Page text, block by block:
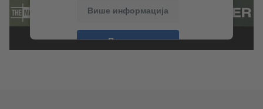
Више информација
Прихвати